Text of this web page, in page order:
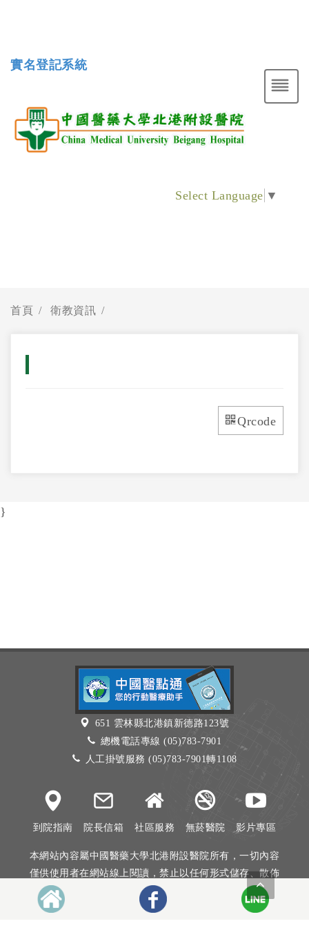
實名登記系統
Select Language ▼
首頁 衛教資訊
Qrcode
}
651 雲林縣北港鎮新德路123號
總機電話專線 (05)783-7901
人工掛號服務 (05)783-7901轉1108
到院指南 院長信箱 社區服務 無菸醫院 影片專區
本網站內容屬中國醫藥大學北港附設醫院所有，一切內容
僅供使用者在網站線上閱讀，禁止以任何形式儲存、散佈
或重製部分或全部內容
本網站建議以Internet Explorer 10以上、Firefox或Google